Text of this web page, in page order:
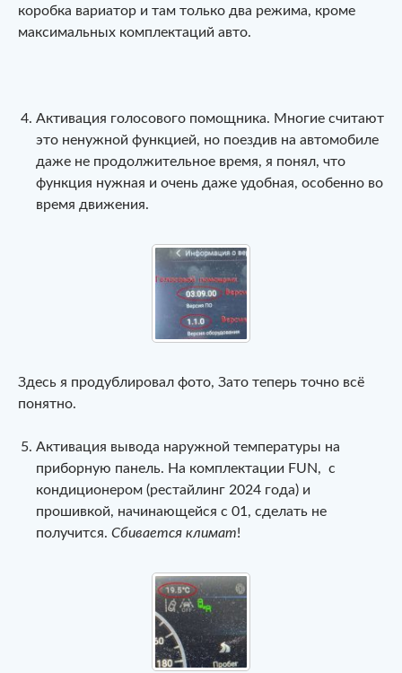
коробка вариатор и там только два режима, кроме
максимальных комплектаций авто.
Активация голосового помощника. Многие считают
это ненужной функцией, но поездив на автомобиле
даже не продолжительное время, я понял, что
функция нужная и очень даже удобная, особенно во
время движения.
Здесь я продублировал фото, Зато теперь точно всё
понятно.
Активация вывода наружной температуры на
приборную панель. На комплектации FUN, с
кондиционером (рестайлинг 2024 года) и
прошивкой, начинающейся с 01, сделать не
получится. Сбивается климат!